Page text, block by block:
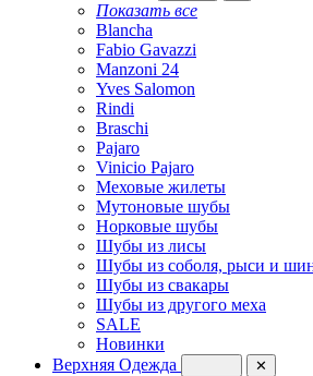
Показать все
Blancha
Fabio Gavazzi
Manzoni 24
Yves Salomon
Rindi
Braschi
Pajaro
Vinicio Pajaro
Меховые жилеты
Мутоновые шубы
Норковые шубы
Шубы из лисы
Шубы из соболя, рыси и
Шубы из свакары
Шубы из другого меха
SALE
Новинки
Верхняя Одежда
✕